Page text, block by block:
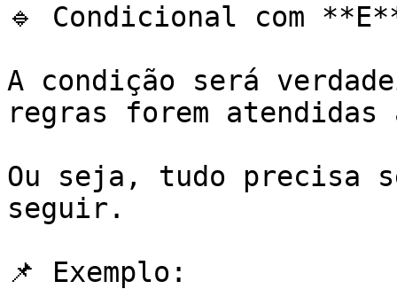
🔹 Condicional com
A condição será
regras forem atendidas
Ou seja, tudo precisa
seguir.
📌 Exemplo: